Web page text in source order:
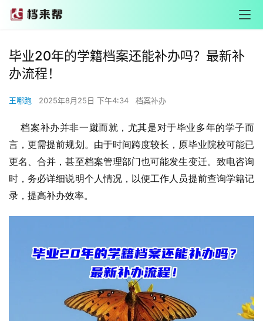
毕业20年的学籍档案还能补办吗？最新补
办流程！
王哪跑 2025年8月25日 下午4:34 档案补办
档案补办并非一蹴而就，尤其是对于毕业多年的学子而
言，更需提前规划。由于时间跨度较长，原毕业院校可能已
更名、合并，甚至档案管理部门也可能发生变迁。致电咨询
时，务必详细说明个人情况，以便工作人员提前查询学籍记
录，提高补办效率。